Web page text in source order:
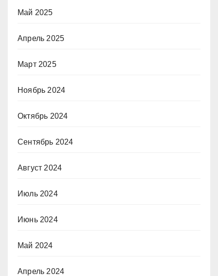
Май 2025
Апрель 2025
Март 2025
Ноябрь 2024
Октябрь 2024
Сентябрь 2024
Август 2024
Июль 2024
Июнь 2024
Май 2024
Апрель 2024